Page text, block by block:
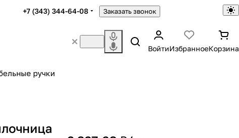
+7 (343) 344-64-08 Заказать звонок
ВойтиИзбранноеКорзина
ручки